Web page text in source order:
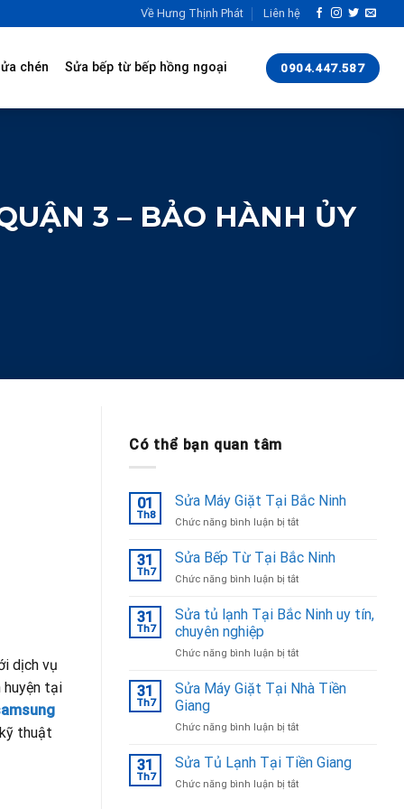
Về Hưng Thịnh Phát Liên hệ
chén Sửa bếp từ bếp hồng ngoại 0904.447.587
3 – BẢO HÀNH ỦY
dịch vụ
huyện tại
thuật
Có thể bạn quan tâm
01
Th8
Sửa Máy Giặt Tại Bắc Ninh
Chức năng bình luận bị tắtở
Máy
Tại
Ninh
31
Th7
Sửa Bếp Từ Tại Bắc Ninh
Chức năng bình luận bị tắtở
Bếp
Bắc
31
Th7
Sửa tủ lạnh Tại Bắc Ninh uy tín,
chuyên nghiệp
Chức năng bình luận bị tắtở
tủ
Bắc
uy
chuyên
31
Th7
Sửa Máy Giặt Tại Nhà Tiền
Giang
Chức năng bình luận bị tắtở
Máy
Giặt
Tại
31
Th7
Sửa Tủ Lạnh Tại Tiền Giang
Chức năng bình luận bị tắtở